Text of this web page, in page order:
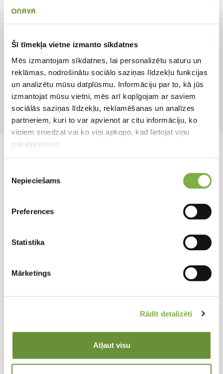
Šī tīmekļa vietne izmanto sīkdatnes
Mēs izmantojam sīkdatnes, lai personalizētu saturu un
reklāmas, nodrošinātu sociālo saziņas līdzekļu funkcijas
un analizētu mūsu datplūsmu. Informāciju par to, kā jūs
izmantojat mūsu vietni, mēs arī kopīgojam ar saviem
sociālās saziņas līdzekļu, reklamēšanas un analīzes
partneriem, kuri to var apvienot ar citu informāciju, ko
viņiem sniedzat vai ko viņi apkopo, kad lietojat viņu
pakalpojumus.
izvēle
Nepieciešams
Preferences
Statistika
Mārketings
Rādīt detalizēti
Atļaut visu
Auga tips
Sīpolpuķe
Pielietojums
Dobēm
Produkta tips
Sīpolpuķe